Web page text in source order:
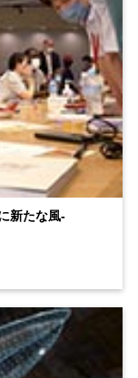
新たな風‐